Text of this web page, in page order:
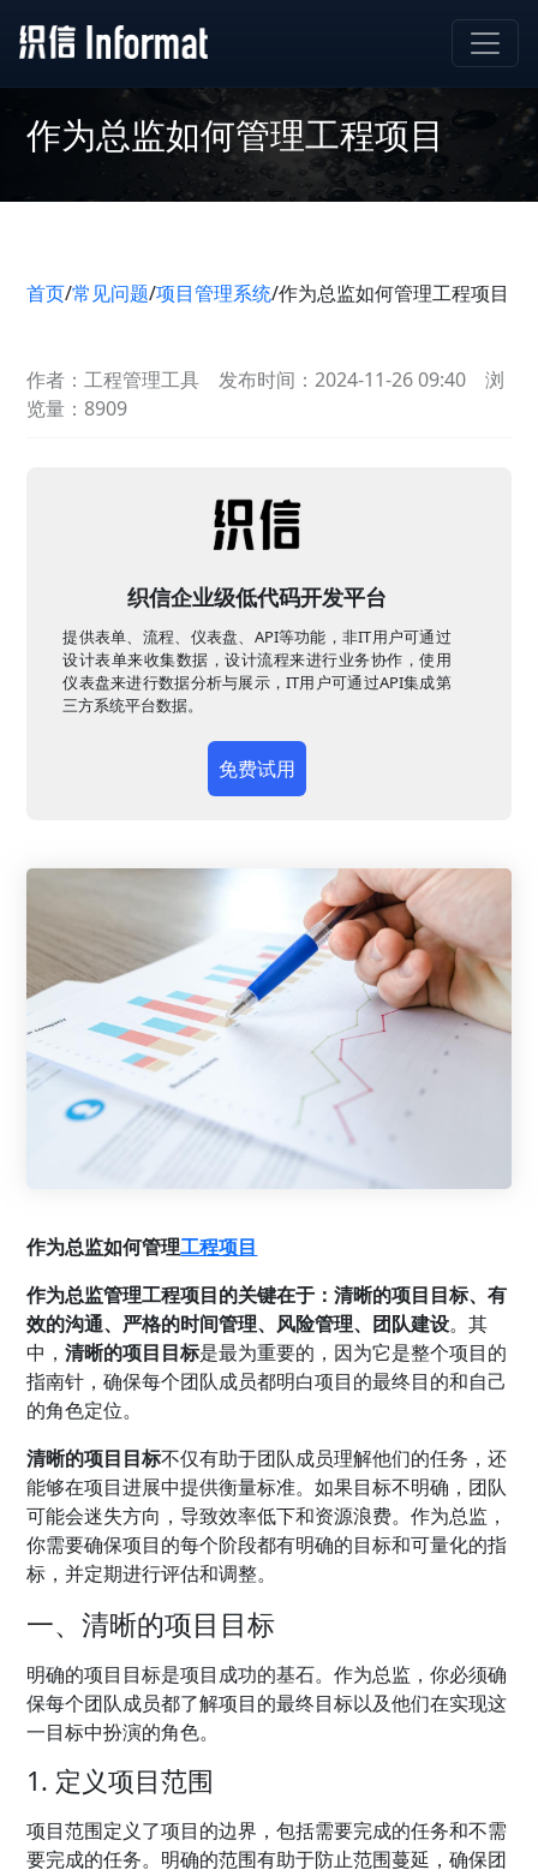
作为总监如何管理工程项目
首页/常见问题/项目管理系统/作为总监如何管理工程项目
作者：工程管理工具 发布时间：2024-11-26 09:40
浏
览量：8909
织信企业级低代码开发平台
提供表单、流程、仪表盘、API等功能，非IT用户可通过
设计表单来收集数据，设计流程来进行业务协作，使用
仪表盘来进行数据分析与展示，IT用户可通过API集成第
三方系统平台数据。
免费试用
作为总监如何管理工程项目
作为总监管理工程项目的关键在于：清晰的项目目标、有
效的沟通、严格的时间管理、风险管理、团队建设。其
中，清晰的项目目标是最为重要的，因为它是整个项目的
指南针，确保每个团队成员都明白项目的最终目的和自己
的角色定位。
清晰的项目目标不仅有助于团队成员理解他们的任务，还
能够在项目进展中提供衡量标准。如果目标不明确，团队
可能会迷失方向，导致效率低下和资源浪费。作为总监，
你需要确保项目的每个阶段都有明确的目标和可量化的指
标，并定期进行评估和调整。
一、清晰的项目目标
明确的项目目标是项目成功的基石。作为总监，你必须确
保每个团队成员都了解项目的最终目标以及他们在实现这
一目标中扮演的角色。
1. 定义项目范围
项目范围定义了项目的边界，包括需要完成的任务和不需
要完成的任务。明确的范围有助于防止范围蔓延，确保团